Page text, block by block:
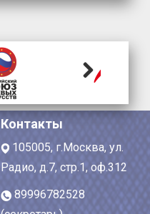
Контакты
105005, г.Москва, ул.
Радио, д.7, стр.1, оф.312
89996782528